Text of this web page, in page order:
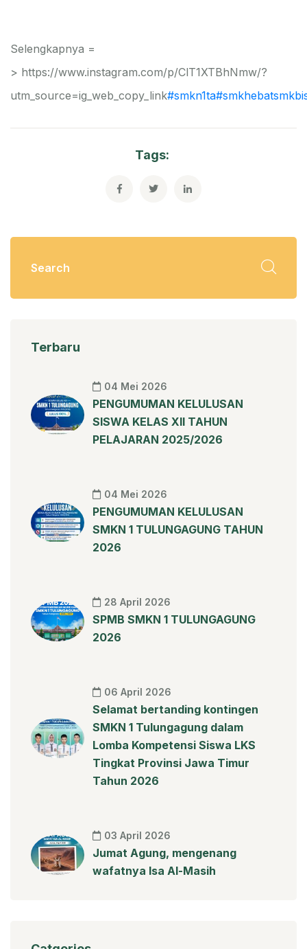
Selengkapnya =
> https://www.instagram.com/p/ClT1XTBhNmw/?
utm_source=ig_web_copy_link#smkn1ta
Tags:
Terbaru
04 Mei 2026
PENGUMUMAN KELULUSAN
SISWA KELAS XII TAHUN
PELAJARAN 2025/2026
04 Mei 2026
PENGUMUMAN KELULUSAN
SMKN 1 TULUNGAGUNG TAHUN
2026
28 April 2026
SPMB SMKN 1 TULUNGAGUNG
2026
06 April 2026
Selamat bertanding kontingen
SMKN 1 Tulungagung dalam
Lomba Kompetensi Siswa LKS
Tingkat Provinsi Jawa Timur
Tahun 2026
03 April 2026
Jumat Agung, mengenang
wafatnya Isa Al-Masih